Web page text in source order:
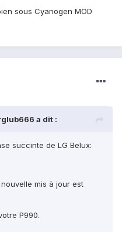
sous Cyanogen MOD
a dit :
succinte de LG Belux:
mis à jour est
P990.